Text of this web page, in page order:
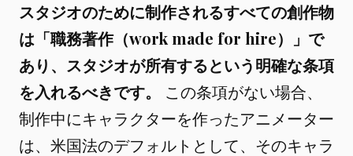
スタジオのために制作されるすべての創作物
は「職務著作（work made for hire）」で
あり、スタジオが所有するという明確な条項
を入れるべきです。
この条項がない場合、
制作中にキャラクターを作ったアニメーター
は、米国法のデフォルトとして、そのキャラ